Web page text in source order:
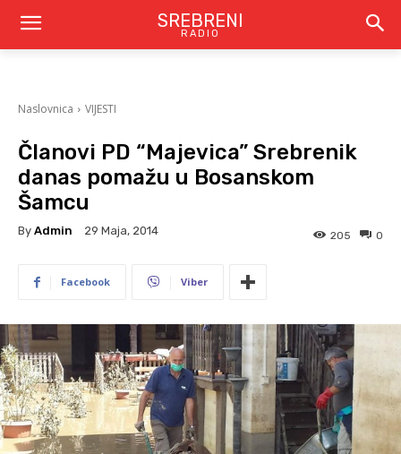
SREBRENI
RADIO
Naslovnica VIJESTI
Članovi PD “Majevica” Srebrenik
danas pomažu u Bosanskom
Šamcu
By Admin 29 Maja, 2014 0
205
Facebook Viber